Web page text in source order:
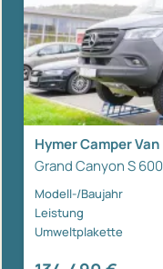
Hymer Camper Van
Grand Canyon S 600
Modell-/Baujahr
Leistung
Umweltplakette